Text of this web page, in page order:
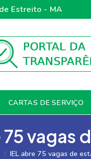
Estreito - MA
CARTAS DE SERVIÇO
75
IEL abre 75 vagas de